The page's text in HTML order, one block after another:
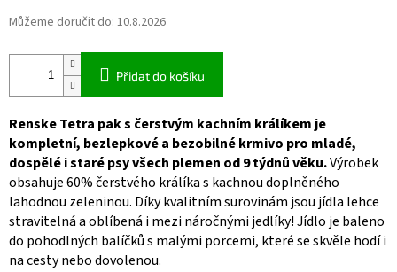
Můžeme doručit do: 10.8.2026
Přidat do košíku
Renske Tetra pak s čerstvým kachním králíkem je
kompletní, bezlepkové a bezobilné krmivo pro mladé,
dospělé i staré psy všech plemen od 9 týdnů věku.Výrobek
obsahuje 60% čerstvého králíka s kachnou doplněného
lahodnou zeleninou. Díky kvalitním surovinám jsou jídla lehce
stravitelná a oblíbená i mezi náročnými jedlíky! Jídlo je baleno
do pohodlných balíčků s malými porcemi, které se skvěle hodí i
na cesty nebo dovolenou.